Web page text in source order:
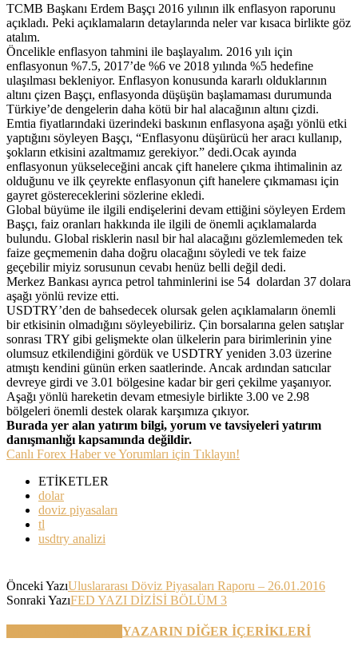
TCMB Başkanı Erdem Başçı 2016 yılının ilk enflasyon raporunu
açıkladı. Peki açıklamaların detaylarında neler var kısaca birlikte göz
atalım.
Öncelikle enflasyon tahmini ile başlayalım. 2016 yılı için
enflasyonun %7.5, 2017’de %6 ve 2018 yılında %5 hedefine
ulaşılması bekleniyor. Enflasyon konusunda kararlı olduklarının
altını çizen Başçı, enflasyonda düşüşün başlamaması durumunda
Türkiye’de dengelerin daha kötü bir hal alacağının altını çizdi.
Emtia fiyatlarındaki üzerindeki baskının enflasyona aşağı yönlü etki
yaptığını söyleyen Başçı, “Enflasyonu düşürücü her aracı kullanıp,
şokların etkisini azaltmamız gerekiyor.” dedi.Ocak ayında
enflasyonun yükseleceğini ancak çift hanelere çıkma ihtimalinin az
olduğunu ve ilk çeyrekte enflasyonun çift hanelere çıkmaması için
gayret göstereceklerini sözlerine ekledi.
Global büyüme ile ilgili endişelerini devam ettiğini söyleyen Erdem
Başçı, faiz oranları hakkında ile ilgili de önemli açıklamalarda
bulundu. Global risklerin nasıl bir hal alacağını gözlemlemeden tek
faize geçmemenin daha doğru olacağını söyledi ve tek faize
geçebilir miyiz sorusunun cevabı henüz belli değil dedi.
Merkez Bankası ayrıca petrol tahminlerini ise 54 dolardan 37 dolara
aşağı yönlü revize etti.
USDTRY’den de bahsedecek olursak gelen açıklamaların önemli
bir etkisinin olmadığını söyleyebiliriz. Çin borsalarına gelen satışlar
sonrası TRY gibi gelişmekte olan ülkelerin para birimlerinin yine
olumsuz etkilendiğini gördük ve USDTRY yeniden 3.03 üzerine
atmıştı kendini günün erken saatlerinde. Ancak ardından satıcılar
devreye girdi ve 3.01 bölgesine kadar bir geri çekilme yaşanıyor.
Aşağı yönlü hareketin devam etmesiyle birlikte 3.00 ve 2.98
bölgeleri önemli destek olarak karşımıza çıkıyor.
Burada yer alan yatırım bilgi, yorum ve tavsiyeleri yatırım
danışmanlığı kapsamında değildir.
Canlı Forex Haber ve Yorumları için Tıklayın!
ETİKETLER
dolar
doviz piyasaları
tl
usdtry analizi
Önceki YazıUluslararası Döviz Piyasaları Raporu – 26.01.2016
Sonraki YazıFED YAZI DİZİSİ BÖLÜM 3
YAZARIN DİĞER İÇERİKLERİ